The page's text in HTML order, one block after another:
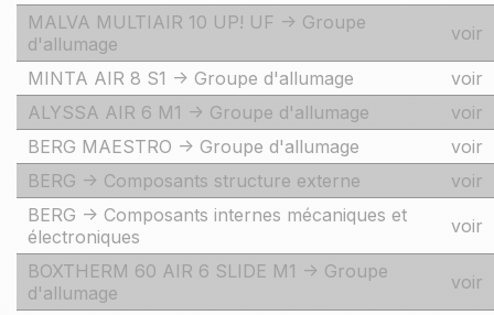
MALVA MULTIAIR 10 UP! UF -> Groupe
d'allumage
voir
MINTA AIR 8 S1 -> Groupe d'allumage
voir
ALYSSA AIR 6 M1 -> Groupe d'allumage
voir
BERG MAESTRO -> Groupe d'allumage
voir
BERG -> Composants structure externe
voir
BERG -> Composants internes mécaniques et
électroniques
voir
BOXTHERM 60 AIR 6 SLIDE M1 -> Groupe
d'allumage
voir